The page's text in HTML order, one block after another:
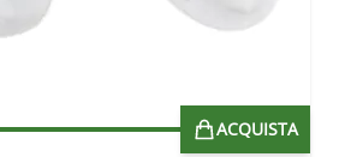
ACQUISTA